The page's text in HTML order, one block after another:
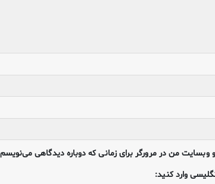
وبسایت من در مرورگر برای زمانی که دوباره دیدگاهی
وارد کنید: